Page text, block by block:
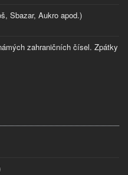
Sbazar, Aukro apod.)
zahraničních čísel. Zpátky